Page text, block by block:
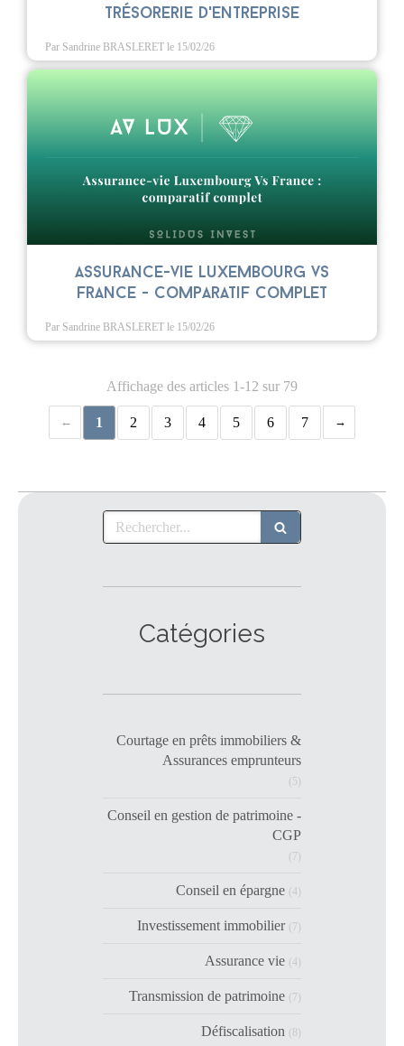
trésorerie d'entreprise
Par Sandrine BRASLERET le 15/02/26
Assurance-vie Luxembourg vs
France - Comparatif complet
Par Sandrine BRASLERET le 15/02/26
Affichage des articles 1-12 sur 79
1 2 3 4 5 6 7
Rechercher
Catégories
Courtage en prêts immobiliers &
Assurances emprunteurs
(5)
Conseil en gestion de patrimoine -
CGP
(7)
Conseil en épargne (4)
Investissement immobilier (7)
Assurance vie (4)
Transmission de patrimoine (7)
Défiscalisation (8)